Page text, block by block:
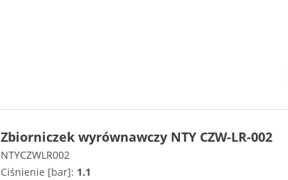
Zbiorniczek wyrównawczy NTY CZW-LR-002
NTYCZWLR002
Ciśnienie [bar]: 1.1